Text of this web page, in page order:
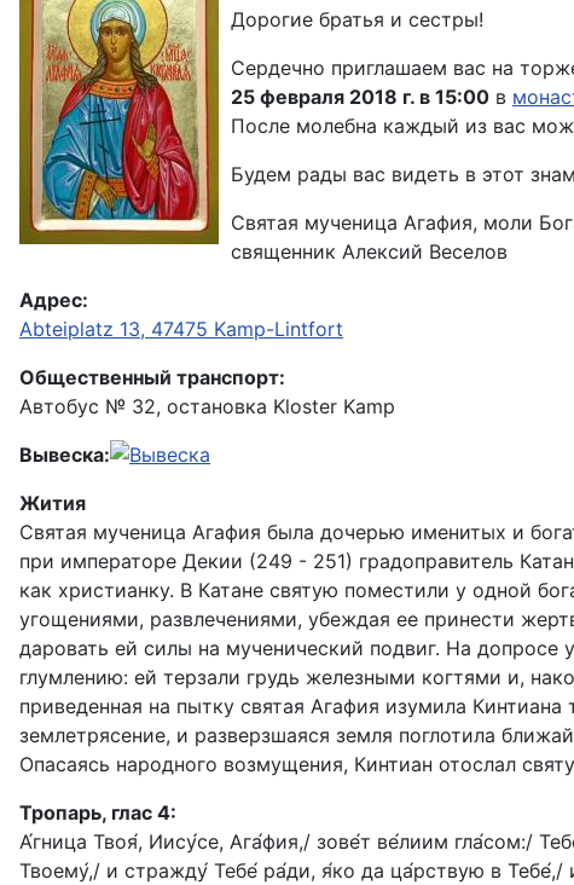
Дорогие братья и сестры!
Сердечно приглашаем вас на
25 февраля 2018 г. в 15:00 в
После молебна каждый из вас
Будем рады вас видеть в этот
Святая мученица Агафия, моли
священник Алексий Веселов
Адрес:
Abteiplatz 13, 47475 Kamp-Lintfort
Общественный транспорт:
Автобус № 32, остановка Kloster Kamp
Вывеска:
Жития
Святая мученица Агафия была дочерью именитых и
при императоре Декии (249 - 251) градоправитель
как христианку. В Катане святую поместили у одной
угощениями, развлечениями, убеждая ее принести
даровать ей силы на мученический подвиг. На допросе
глумлению: ей терзали грудь железными когтями и,
приведенная на пытку святая Агафия изумила
землетрясение, и разверзшаяся земля поглотила
Опасаясь народного возмущения, Кинтиан отослал
Тропарь, глас 4:
А́гница Твоя́, Иису́се, Ага́фия,/ зове́т ве́лиим гла́сом:/
Твоему́,/ и стражду́ Тебе́ ра́ди, я́ко да ца́рствую в